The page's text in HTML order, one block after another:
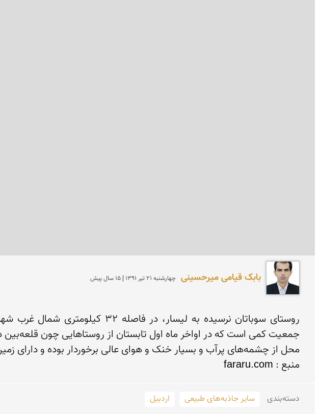
بابک قیامی میرحسینی چهارشنبه 21 تير 1391 | 15 سال پیش
منبع : fararu.com
دسته‌بندی سایر جاذبه‌های طبیعی اردبیل